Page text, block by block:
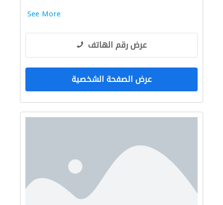
See More
عرض رقم الهاتف
عرض الصفحة الشخصية